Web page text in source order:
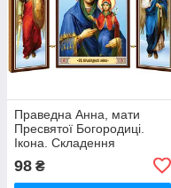
Праведна Анна, мати
Пресвятої Богородиці.
Ікона. Складення
98 ₴